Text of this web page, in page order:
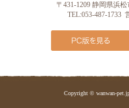
〒431-1209 静岡県浜
TEL:053-487-1733
Copyright © wanwan-